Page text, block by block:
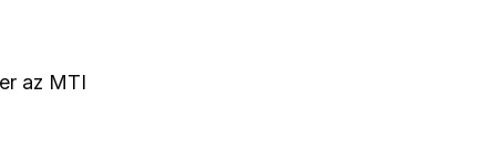
az MTI